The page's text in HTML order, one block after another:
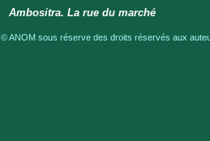
Ambositra. La rue du marché
© ANOM sous réserve des droits réservés aux